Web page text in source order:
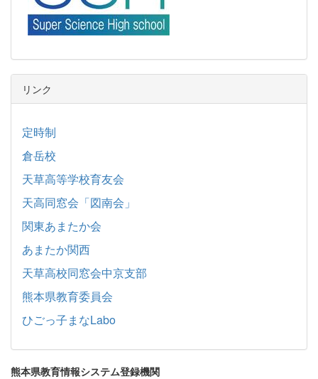
リンク
定時制
倉岳校
天草高等学校育友会
天高同窓会「図南会」
関東あまたか会
あまたか関西
天草高校同窓会中京支部
熊本県教育委員会
ひごっ子まなLabo
熊本県教育情報システム登録機関